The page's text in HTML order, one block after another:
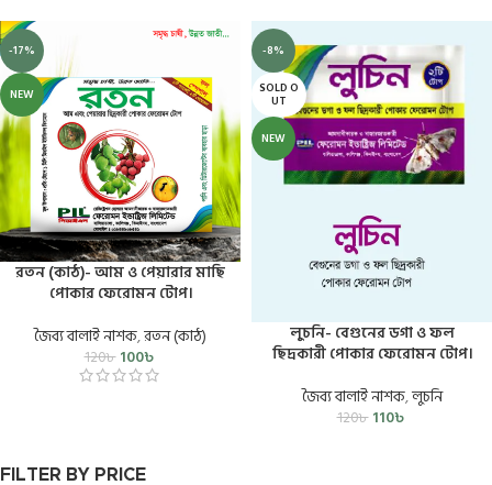
FILTER BY PRICE
-17%
NEW
রতন (কাঠ)- আম ও পেয়ারার মাছি
পোকার ফেরোমন টোপ।
জৈব্য বালাই নাশক,রতন (কাঠ)
120৳ 100৳
-8%
SOLD O
UT
NEW
লুচনি- বেগুনের ডগা ও ফল
ছিদ্রকারী পোকার ফেরোমন টোপ।
জৈব্য বালাই নাশক,লুচনি
120৳ 110৳